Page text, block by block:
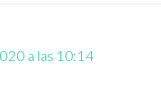
a las 10:14